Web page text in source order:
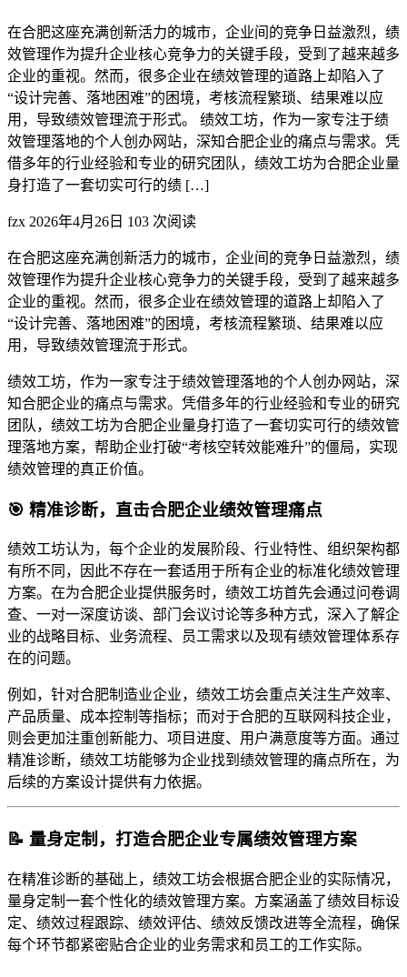
在合肥这座充满创新活力的城市，企业间的竞争日益激烈，绩
效管理作为提升企业核心竞争力的关键手段，受到了越来越多
企业的重视。然而，很多企业在绩效管理的道路上却陷入了
“设计完善、落地困难”的困境，考核流程繁琐、结果难以应
用，导致绩效管理流于形式。 绩效工坊，作为一家专注于绩
效管理落地的个人创办网站，深知合肥企业的痛点与需求。凭
借多年的行业经验和专业的研究团队，绩效工坊为合肥企业量
身打造了一套切实可行的绩 […]
fzx 2026年4月26日 103 次阅读
在合肥这座充满创新活力的城市，企业间的竞争日益激烈，绩
效管理作为提升企业核心竞争力的关键手段，受到了越来越多
企业的重视。然而，很多企业在绩效管理的道路上却陷入了
“设计完善、落地困难”的困境，考核流程繁琐、结果难以应
用，导致绩效管理流于形式。
绩效工坊，作为一家专注于绩效管理落地的个人创办网站，深
知合肥企业的痛点与需求。凭借多年的行业经验和专业的研究
团队，绩效工坊为合肥企业量身打造了一套切实可行的绩效管
理落地方案，帮助企业打破“考核空转效能难升”的僵局，实现
绩效管理的真正价值。
🎯 精准诊断，直击合肥企业绩效管理痛点
绩效工坊认为，每个企业的发展阶段、行业特性、组织架构都
有所不同，因此不存在一套适用于所有企业的标准化绩效管理
方案。在为合肥企业提供服务时，绩效工坊首先会通过问卷调
查、一对一深度访谈、部门会议讨论等多种方式，深入了解企
业的战略目标、业务流程、员工需求以及现有绩效管理体系存
在的问题。
例如，针对合肥制造业企业，绩效工坊会重点关注生产效率、
产品质量、成本控制等指标；而对于合肥的互联网科技企业，
则会更加注重创新能力、项目进度、用户满意度等方面。通过
精准诊断，绩效工坊能够为企业找到绩效管理的痛点所在，为
后续的方案设计提供有力依据。
📝 量身定制，打造合肥企业专属绩效管理方案
在精准诊断的基础上，绩效工坊会根据合肥企业的实际情况，
量身定制一套个性化的绩效管理方案。方案涵盖了绩效目标设
定、绩效过程跟踪、绩效评估、绩效反馈改进等全流程，确保
每个环节都紧密贴合企业的业务需求和员工的工作实际。